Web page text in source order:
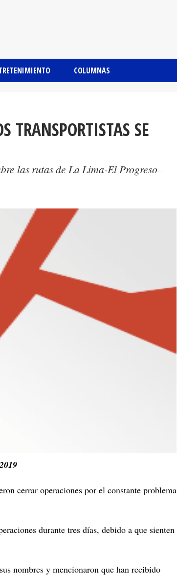
COLUMNAS
TRANSPORTISTAS SE
las rutas de La Lima-El Progreso–
cerrar operaciones por el constante problema
durante tres días, debido a que sienten
nombres y mencionaron que han recibido